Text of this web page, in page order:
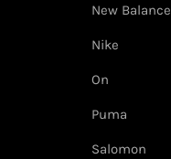
New Balance
Nike
On
Puma
Salomon